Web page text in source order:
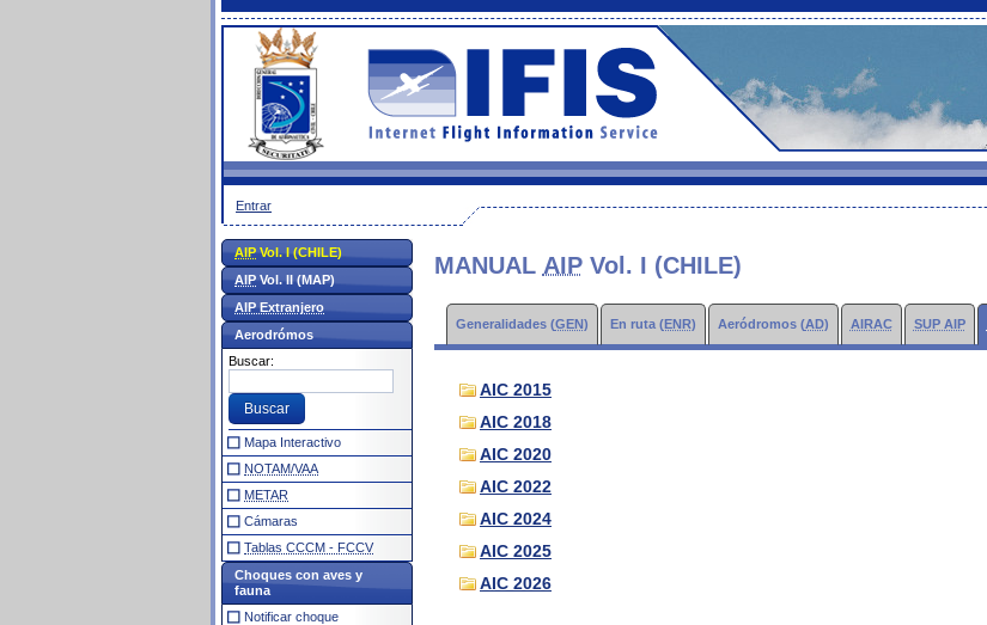
Entrar
MANUAL AIPVol. I (CHILE)
Generalidades (GEN) En ruta (ENR) Aeródromos (AD) AIRAC SUP AIP
AIC 2015
AIC 2018
AIC 2020
AIC 2022
AIC 2024
AIC 2025
AIC 2026
AIPVol. I (CHILE)
AIPVol. II (MAP)
AIP Extranjero
Aerodrómos
Buscar:
Mapa Interactivo
NOTAM/VAA
METAR
Cámaras
Tablas CCCM - FCCV
Choques con aves y
fauna
Notificar choque